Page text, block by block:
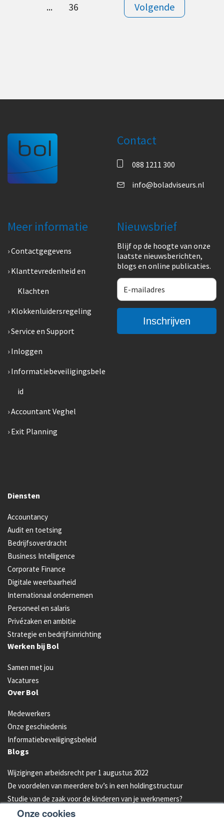
Onze cookies
...
36 Volgende
Contact
088 1211 300
info@boladviseurs.nl
Meer informatie
Contactgegevens
Klanttevredenheid en
Klachten
Klokkenluidersregeling
Service en Support
Inloggen
Informatiebeveiligingsbele
id
Accountant Veghel
Exit Planning
Nieuwsbrief
Blijf op de hoogte van onze
laatste nieuwsberichten,
blogs en online publicaties.
Diensten
Accountancy
Audit en toetsing
Bedrijfsoverdracht
Business Intelligence
Corporate Finance
Digitale weerbaarheid
Internationaal ondernemen
Personeel en salaris
Privézaken en ambitie
Strategie en bedrijfsinrichting
Werken bij Bol
Samen met jou
Vacatures
Over Bol
Medewerkers
Onze geschiedenis
Informatiebeveiligingsbeleid
Blogs
Wijzigingen arbeidsrecht per 1 augustus 2022
De voordelen van meerdere bv’s in een holdingstructuur
Studie van de zaak voor de kinderen van je werknemers?
Energielabel C vanaf 2023 verplicht voor kantoren